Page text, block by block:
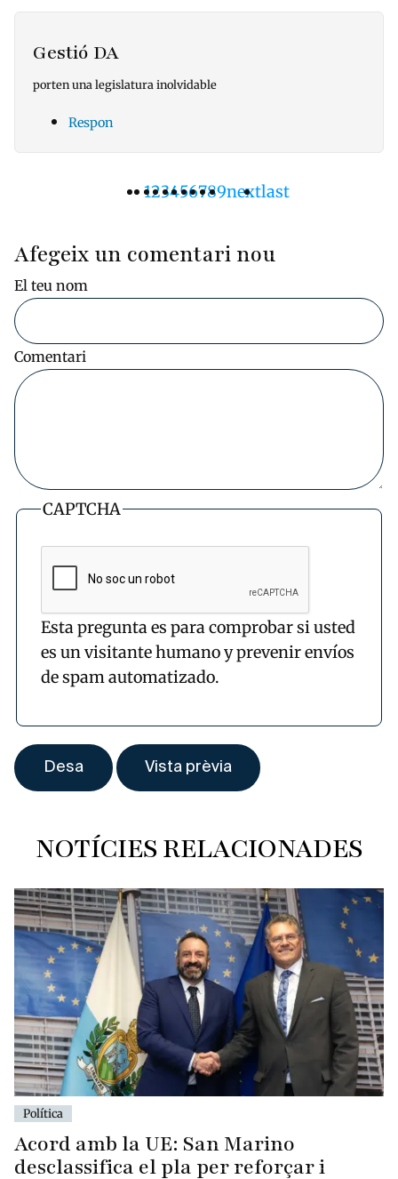
Gestió DA
porten una legislatura inolvidable
Respon
Pàgina
1Pàgina
2Pàgina
3Pàgina
4Pàgina
5Pàgina
6Pàgina
7Pàgina
8Pàgina
9Pàgina
nextÚltima
last
Afegeix un comentari nou
El teu nom
Comentari
CAPTCHA
Esta pregunta es para comprobar si usted
es un visitante humano y prevenir envíos
de spam automatizado.
NOTÍCIES RELACIONADES
Política
Acord amb la UE: San Marino
desclassifica el pla per reforçar i